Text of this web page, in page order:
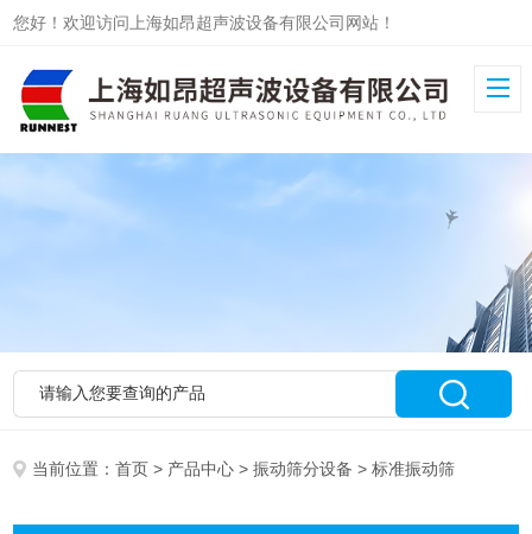
您好！欢迎访问上海如昂超声波设备有限公司网站！
当前位置：首页 > 产品中心 >振动筛分设备 > 标准振动筛